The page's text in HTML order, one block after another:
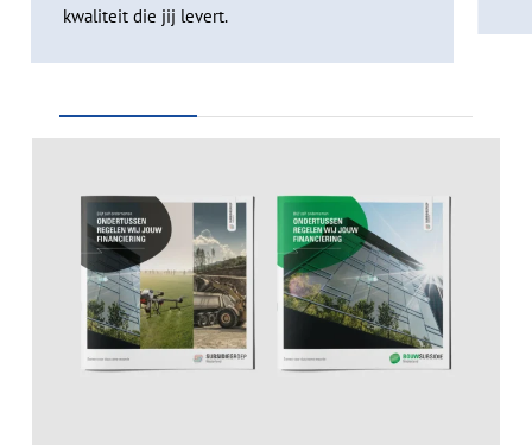
kwaliteit die jij levert.